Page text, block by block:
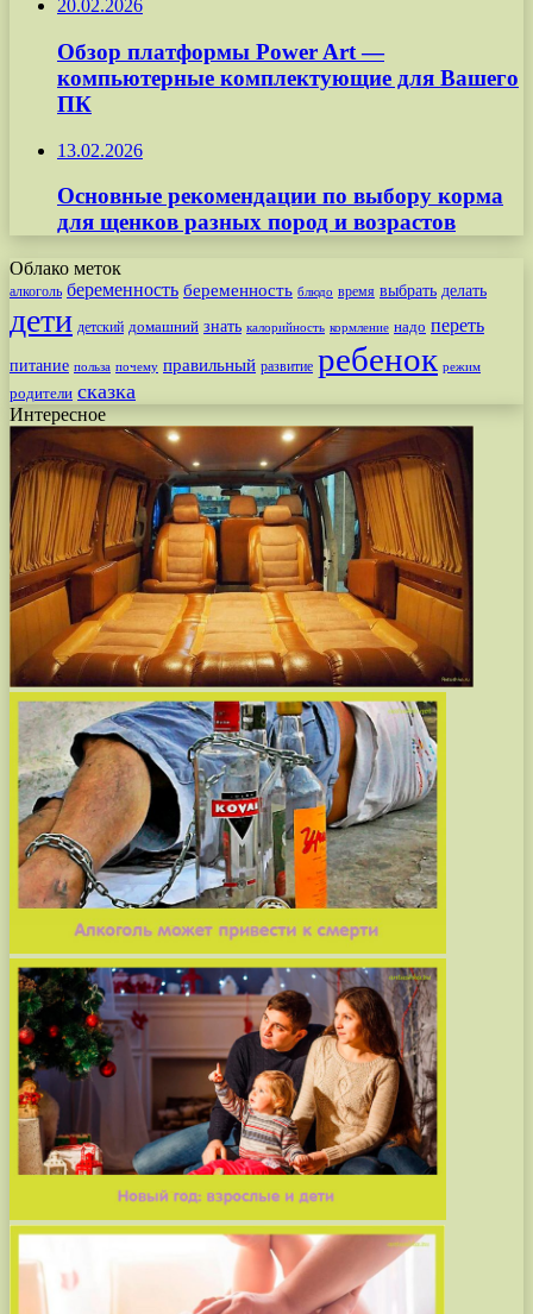
20.02.2026
Обзор платформы Power Art —
компьютерные комплектующие для Вашего
ПК
13.02.2026
Основные рекомендации по выбору корма
для щенков разных пород и возрастов
Облако меток
алкоголь беременность беременность блюдо время выбрать делать
дети детский домашний знать калорийность кормление надо переть
питание польза почему правильный развитие ребенок режим
родители сказка
Интересное